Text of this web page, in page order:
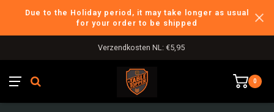
Due to the Holiday period, it may take longer as usual
for your order to be shipped
Verzendkosten NL: €5,95
0